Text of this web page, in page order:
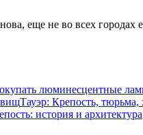
еще не во всех
люминесцентные
Тауэр: Крепость,
история и архитектура